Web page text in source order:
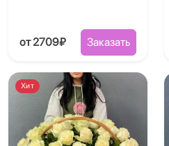
от 2709₽ Заказать
Хит